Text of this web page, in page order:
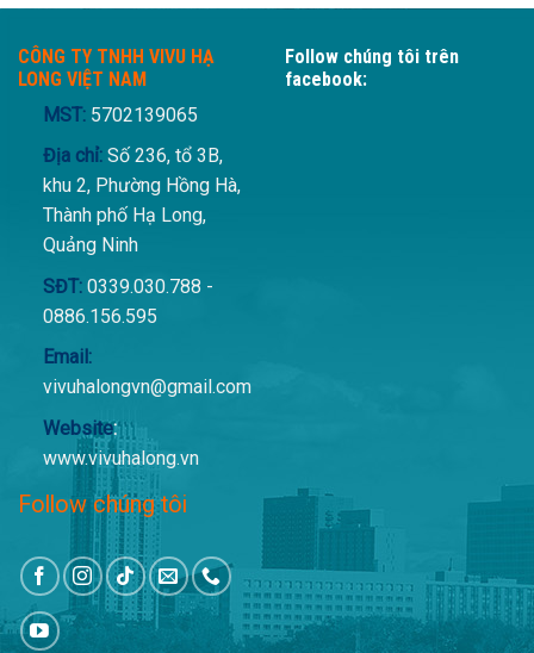
CÔNG TY TNHH VIVU HẠ
LONG VIỆT NAM
MST: 5702139065
Địa chỉ:Số 236, tổ 3B,
khu 2, Phường Hồng Hà,
Thành phố Hạ Long,
Quảng Ninh
SĐT:0339.030.788 -
0886.156.595
Email:
vivuhalongvn@gmail.com
Website:
www.vivuhalong.vn
Follow chúng tôi
Follow chúng tôi trên
facebook: